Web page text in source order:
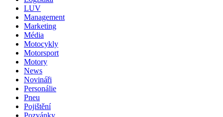
LUV
Management
Marketing
Média
Motocykly
Motorsport
Motory
News
Novináři
Personálie
Pneu
Pojištění
Pozvánky